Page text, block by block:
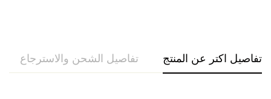
تفاصيل اكتر عن المنتج تفاصيل الشحن والاسترجاع